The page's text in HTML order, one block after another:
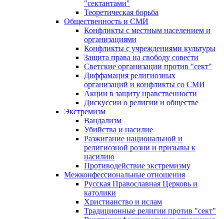
"сектантами"
Теоретическая борьба
Общественность и СМИ
Конфликты с местным населением и
организациями
Конфликты с учреждениями культуры
Защита права на свободу совести
Светские организации против "сект"
Диффамация религиозных
организаций и конфликты со СМИ
Акции в защиту нравственности
Дискуссии о религии и обществе
Экстремизм
Вандализм
Убийства и насилие
Разжигание национальной и
религиозной розни и призывы к
насилию
Противодействие экстремизму
Межконфессиональные отношения
Русская Православная Церковь и
католики
Христианство и ислам
Традиционные религии против "сект"